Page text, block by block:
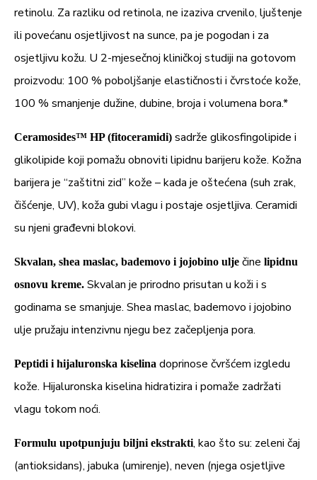
retinolu. Za razliku od retinola, ne izaziva crvenilo, ljuštenje
ili povećanu osjetljivost na sunce, pa je pogodan i za
osjetljivu kožu. U 2-mjesečnoj kliničkoj studiji na gotovom
proizvodu: 100 % poboljšanje elastičnosti i čvrstoće kože,
100 % smanjenje dužine, dubine, broja i volumena bora.*
Ceramosides™ HP (fitoceramidi) sadrže glikosfingolipide i
glikolipide koji pomažu obnoviti lipidnu barijeru kože. Kožna
barijera je “zaštitni zid” kože – kada je oštećena (suh zrak,
čišćenje, UV), koža gubi vlagu i postaje osjetljiva. Ceramidi
su njeni građevni blokovi.
Skvalan, shea maslac, bademovo i jojobino ulje čine lipidnu
osnovu kreme. Skvalan je prirodno prisutan u koži i s
godinama se smanjuje. Shea maslac, bademovo i jojobino
ulje pružaju intenzivnu njegu bez začepljenja pora.
Peptidi i hijaluronska kiselina doprinose čvršćem izgledu
kože. Hijaluronska kiselina hidratizira i pomaže zadržati
vlagu tokom noći.
Formulu upotpunjuju biljni ekstrakti, kao što su: zeleni čaj
(antioksidans), jabuka (umirenje), neven (njega osjetljive